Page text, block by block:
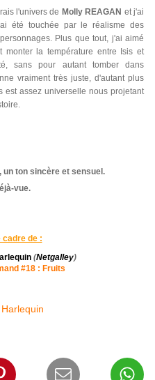
l'univers de Molly REAGAN et j'ai
été touchée par le réalisme des
Plus que tout, j'ai aimé
monter la température entre Isis et
sans pour autant tomber dans
vraiment très juste, d'autant plus
assez universelle nous projetant
un ton sincère et sensuel.
vue.
cadre de :
(Netgalley)
#18 : Fruits